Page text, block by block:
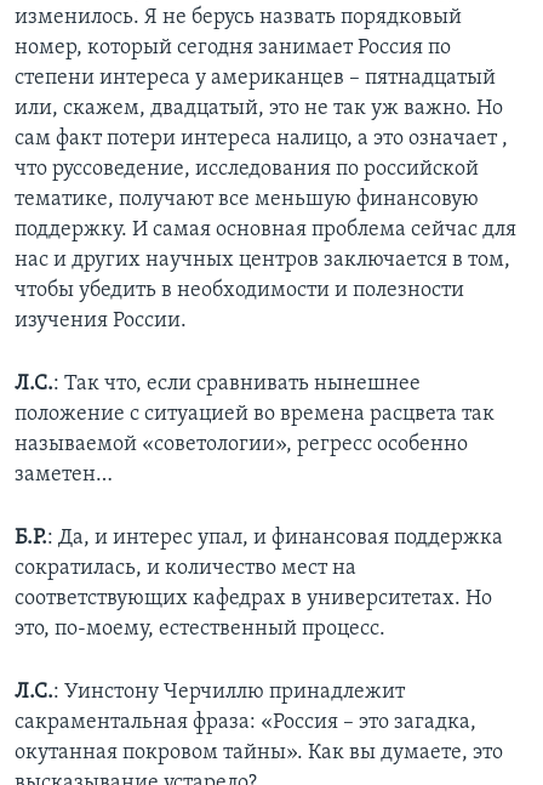
изменилось. Я не берусь назвать порядковый
номер, который сегодня занимает Россия по
степени интереса у американцев – пятнадцатый
или, скажем, двадцатый, это не так уж важно. Но
сам факт потери интереса налицо, а это означает ,
что руссоведение, исследования по российской
тематике, получают все меньшую финансовую
поддержку. И самая основная проблема сейчас для
нас и других научных центров заключается в том,
чтобы убедить в необходимости и полезности
изучения России.
Л.С.: Так что, если сравнивать нынешнее
положение с ситуацией во времена расцвета так
называемой «советологии», регресс особенно
заметен…
Б.Р.: Да, и интерес упал, и финансовая поддержка
сократилась, и количество мест на
соответствующих кафедрах в университетах. Но
это, по-моему, естественный процесс.
Л.С.: Уинстону Черчиллю принадлежит
сакраментальная фраза: «Россия – это загадка,
окутанная покровом тайны». Как вы думаете, это